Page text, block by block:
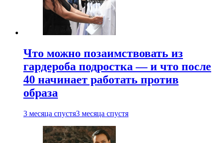
Что можно позаимствовать из
гардероба подростка — и что после
40 начинает работать против
образа
3 месяца спустя3 месяца спустя